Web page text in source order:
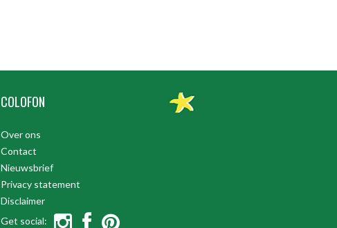
COLOFON
Over ons
Contact
Nieuwsbrief
Privacy statement
Disclaimer
Get social: